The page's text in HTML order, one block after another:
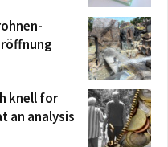
knell for
an analysis